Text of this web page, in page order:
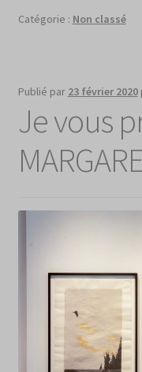
Catégorie : Non classé
Publié par 23 février 2020
Je vous